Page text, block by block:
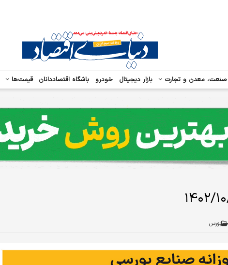
صنعت، معدن و تجارت بازار دیجیتال خودرو باشگاه اقتصاددانان قیمت‌ها
بورس